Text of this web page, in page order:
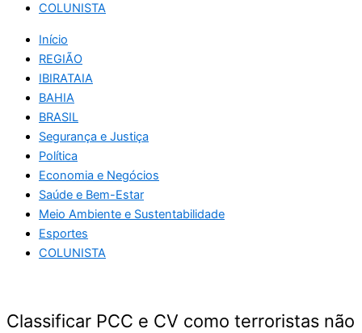
COLUNISTA
Início
REGIÃO
IBIRATAIA
BAHIA
BRASIL
Segurança e Justiça
Política
Economia e Negócios
Saúde e Bem-Estar
Meio Ambiente e Sustentabilidade
Esportes
COLUNISTA
Classificar PCC e CV como terroristas não